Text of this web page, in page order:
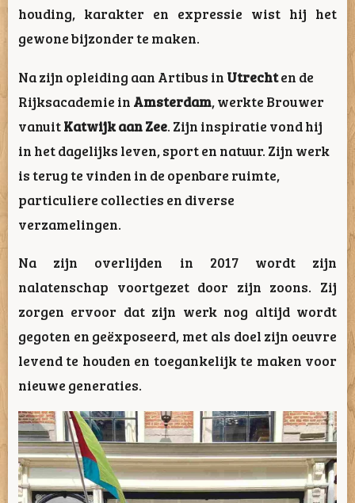
houding, karakter en expressie wist hij het
gewone bijzonder te maken.
Na zijn opleiding aan Artibus in Utrechten de
Rijksacademie in Amsterdam, werkte Brouwer
vanuitKatwijk aan Zee. Zijn inspiratie vond hij
in het dagelijks leven, sport en natuur. Zijn werk
is terug te vinden in de openbare ruimte,
particuliere collecties en diverse
verzamelingen.
Na zijn overlijden in 2017 wordt zijn
nalatenschap voortgezet door zijn zoons. Zij
zorgen ervoor dat zijn werk nog altijd wordt
gegoten en geëxposeerd, met als doel zijn oeuvre
levend te houden en toegankelijk te maken voor
nieuwe generaties.